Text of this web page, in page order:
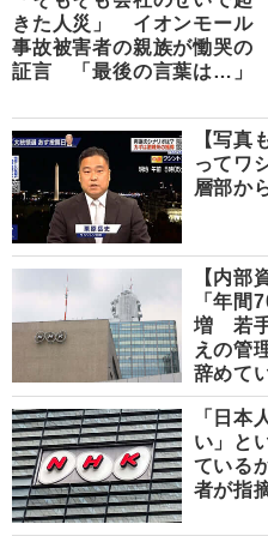
きた人災」 イオンモール
事故被害者の親族が慟哭の
証言 「最後の言葉は…」
【写真
ってワ
層部か
【内部
「年
増 若手
えの管
辞めて
「日本
い」と
ている
者が指